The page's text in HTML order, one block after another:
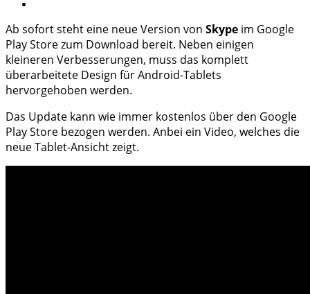
Ab sofort steht eine neue Version von Skype im Google
Play Store zum Download bereit. Neben einigen
kleineren Verbesserungen, muss das komplett
überarbeitete Design für Android-Tablets
hervorgehoben werden.
Das Update kann wie immer kostenlos über den Google
Play Store bezogen werden. Anbei ein Video, welches die
neue Tablet-Ansicht zeigt.